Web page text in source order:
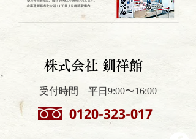
株式会社 釧祥館
受付時間 平日9:00〜16:00
0120-323-017